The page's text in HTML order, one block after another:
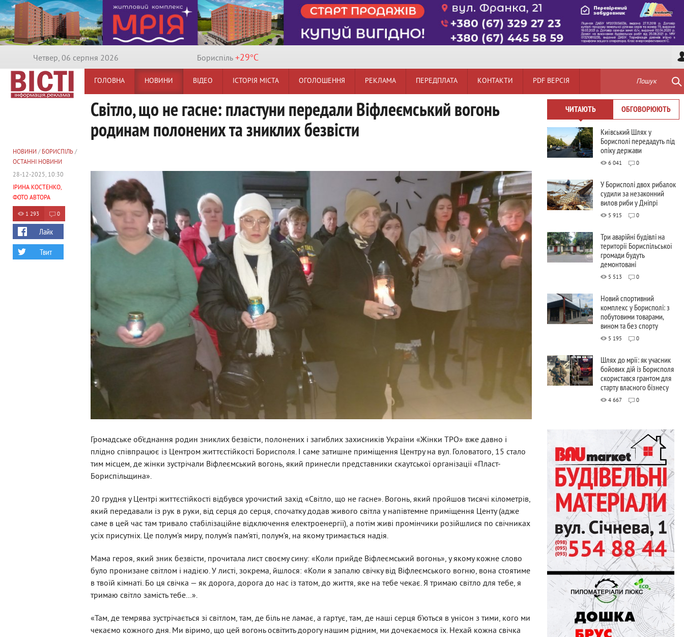
Четвер, 06 серпня 2026 Бориспiль +29°C
ГОЛОВНА НОВИНИ ВІДЕО ІСТОРІЯ МІСТА ОГОЛОШЕННЯ РЕКЛАМА ПЕРЕДПЛАТА КОНТАКТИ PDF ВЕРСІЯ Пошук
Світло, що не гасне: пластуни передали Віфлеємський вогонь
родинам полонених та зниклих безвісти
Громадське об’єднання родин зниклих безвісти, полонених і загиблих захисників України «Жінки ТРО» вже давно і
плідно співпрацює із Центром життєстійкості Борисполя. І саме затишне приміщення Центру на вул. Головатого, 15 стало
тим місцем, де жінки зустрічали Віфлеємський вогонь, який принесли представники скаутської організації «Пласт-
Бориспільщина».
20 грудня у Центрі життєстійкості відбувся урочистий захід «Світло, що не гасне». Вогонь, який пройшов тисячі кілометрів,
який передавали із рук в руки, від серця до серця, спочатку додав живого світла у напівтемне приміщення Центу (адже
саме в цей час там тривало стабілізаційне відключення електроенергії), а потім живі промінчики розійшлися по свічниках
усіх присутніх. Це полум’я миру, полум’я пам’яті, полум’я, на якому тримається надія.
Мама героя, який зник безвісти, прочитала лист своєму сину: «Коли прийде Віфлеємський вогонь», у якому кожне слово
було пронизане світлом і надією. У листі, зокрема, йшлося: «Коли я запалю свічку від Віфлеємського вогню, вона стоятиме
в твоїй кімнаті. Бо ця свічка — як дорога, дорога до нас із татом, до життя, яке на тебе чекає. Я тримаю світло для тебе, я
тримаю світло замість тебе…».
«Там, де темрява зустрічається зі світлом, там, де біль не ламає, а гартує, там, де наші серця б’ються в унісон з тими, кого ми
чекаємо кожного дня. Ми віримо, що цей вогонь освітить дорогу нашим рідним, ми дочекаємося їх. Нехай кожна свічка
НОВИНИ/ БОРИСПІЛЬ/
ОСТАННІ НОВИНИ
28-12-2025, 10:30
ІРИНА КОСТЕНКО,
ФОТО АВТОРА
1 293 0
Лайк
Твит
ЧИТАЮТЬ ОБГОВОРЮЮТЬ
Київський Шлях у
Борисполі передадуть під
опіку держави
6 041 0
У Борисполі двох рибалок
судили за незаконний
вилов риби у Дніпрі
5 915 0
Три аварійні будівлі на
території Бориспільської
громади будуть
демонтовані
5 513 0
Новий спортивний
комплекс у Борисполі: з
побутовими товарами,
вином та без спорту
5 195 0
Шлях до мрії: як учасник
бойових дій із Борисполя
скористався грантом для
старту власного бізнесу
4 667 0